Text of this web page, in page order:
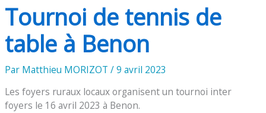
Tournoi de tennis de
table à Benon
Par Matthieu MORIZOT/9 avril 2023
Les foyers ruraux locaux organisent un tournoi inter
foyers le 16 avril 2023 à Benon.